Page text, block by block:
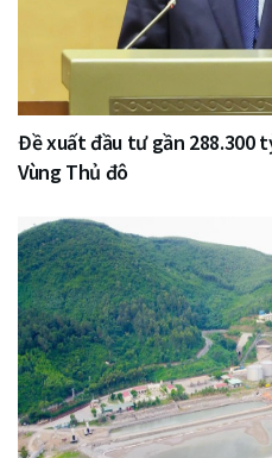
Đề xuất đầu tư gần 288.300
Vùng Thủ đô